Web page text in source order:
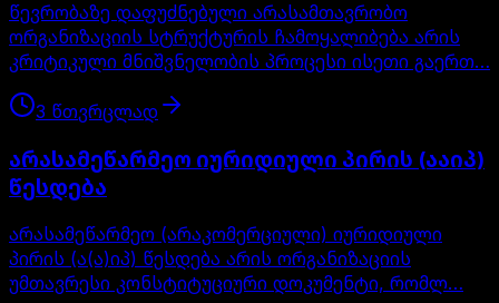
წევრობაზე დაფუძნებული არასამთავრობო
ორგანიზაციის სტრუქტურის ჩამოყალიბება არის
კრიტიკული მნიშვნელობის პროცესი ისეთი გაერთ…
3 წთვრცლად
არასამეწარმეო იურიდიული პირის (ააიპ)
წესდება
არასამეწარმეო (არაკომერციული) იურიდიული
პირის (ა(ა)იპ) წესდება არის ორგანიზაციის
უმთავრესი კონსტიტუციური დოკუმენტი, რომლ…